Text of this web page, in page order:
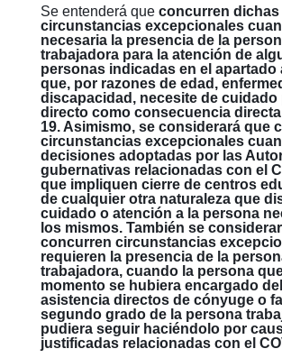
Se entenderá que concurren dichas
circunstancias excepcionales
necesaria la presencia de la
trabajadora para la atención de
personas indicadas en el apartado
que, por razones de edad,
discapacidad, necesite de cuidado
directo como consecuencia directa
19. Asimismo, se considerará que
circunstancias excepcionales
decisiones adoptadas por las
gubernativas relacionadas con el
que impliquen cierre de centros
de cualquier otra naturaleza que
cuidado o atención a la persona
los mismos. También se
concurren circunstancias
requieren la presencia de la
trabajadora, cuando la persona
momento se hubiera encargado
asistencia directos de cónyuge o
segundo grado de la persona
pudiera seguir haciéndolo por
justificadas relacionadas con el